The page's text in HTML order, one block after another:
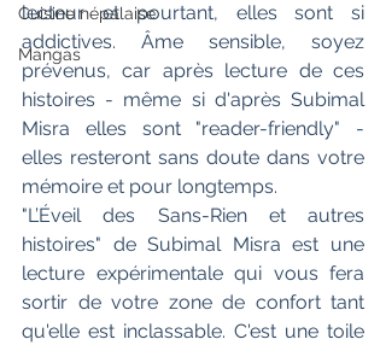
Cuisine népalaise
Mangas
lecteur et pourtant, elles sont si
addictives. Âme sensible, soyez
prévenus, car après lecture de ces
histoires - même si d'après Subimal
Misra elles sont "reader-friendly" -
elles resteront sans doute dans votre
mémoire et pour longtemps.
"L’Éveil des Sans-Rien et autres
histoires" de Subimal Misra est une
lecture expérimentale qui vous fera
sortir de votre zone de confort tant
qu'elle est inclassable. C'est une toile